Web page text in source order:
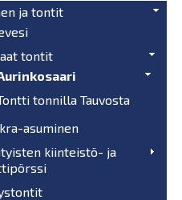
ja tontit
tontit
tonnilla Tauvosta
asuminen
kiinteistö- ja